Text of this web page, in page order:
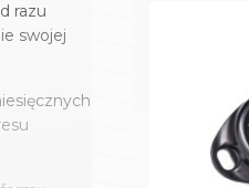
razu
swojej